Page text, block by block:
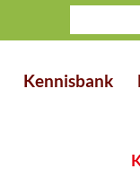
Kennisbank